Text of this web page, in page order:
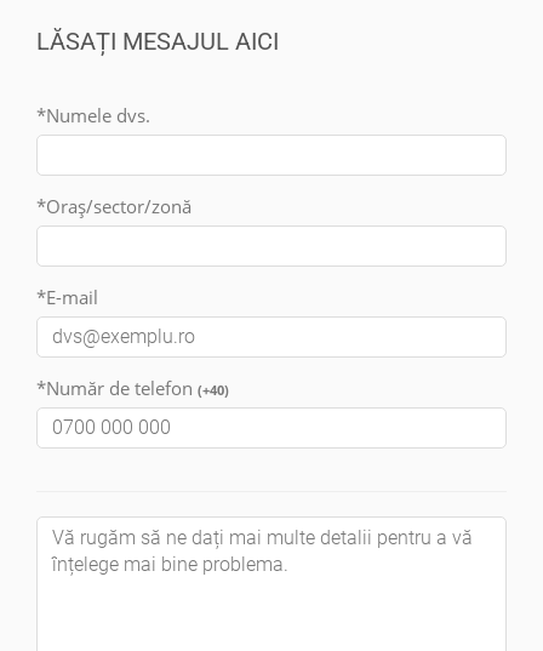
LĂSAȚI MESAJUL AICI
*Numele dvs.
*Oraș/sector/zonă
*E-mail
*Număr de telefon (+40)